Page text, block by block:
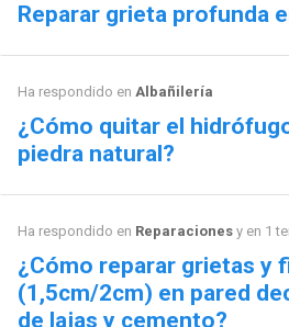
Reparar grieta profunda
Ha respondido en Albañilería
¿Cómo quitar el
piedra natural?
Ha respondido en Reparacionesy en 1
¿Cómo reparar grietas y
(1,5cm/2cm) en pared
de lajas y cemento?